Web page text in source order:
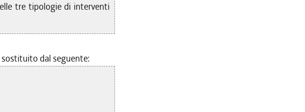
tre tipologie di interventi
sostituito dal seguente: